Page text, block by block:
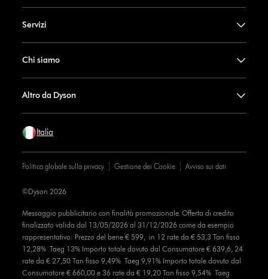
Servizi
Chi siamo
Altro da Dyson
Italia
Politica globale sulla privacy Gestione dei Cookie Avviso sui dati
Messaggio pubblicitario con finalità promozionale. Offerta di credito
finalizzato valida dal 13/05/2026 al 31/12/2026 come da esempio
rappresentativo: Prezzo del bene € 599, in 12 rate da € 53,3 Tan fisso
12,28% Taeg 13% Importo totale dovuto dal Consumatore € 639,6, 24
rate da € 27,50 Tan fisso 9,49% Taeg 9,91% Importo totale dovuto dal
Consumatore € 660,00 e 36 rate da € 19,20 Tan fisso 9,54% Taeg
©Dyson 2026